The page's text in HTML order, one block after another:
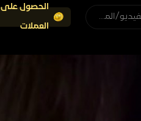
البحث عن البث المباشر/الفيديو/المستخدم
الحصول على
العملات